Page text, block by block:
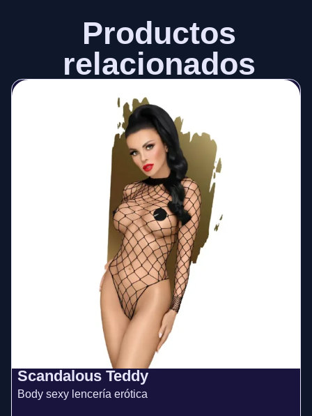
Productos
relacionados
Scandalous Teddy
Body sexy lencería erótica